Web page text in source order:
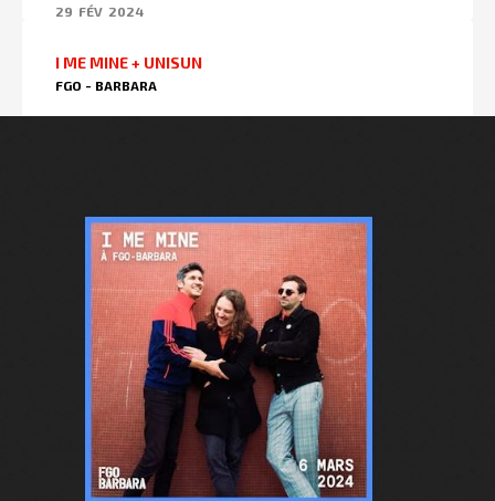
29 FÉV 2024
I ME MINE + UNISUN
FGO - BARBARA